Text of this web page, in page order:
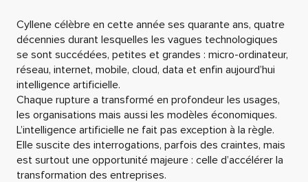
Cyllene célèbre en cette année ses quarante ans, quatre
décennies durant lesquelles les vagues technologiques
se sont succédées, petites et grandes : micro-ordinateur,
réseau, internet, mobile, cloud, data et enfin aujourd’hui
intelligence artificielle.
Chaque rupture a transformé en profondeur les usages,
les organisations mais aussi les modèles économiques.
L’intelligence artificielle ne fait pas exception à la règle.
Elle suscite des interrogations, parfois des craintes, mais
est surtout une opportunité majeure : celle d’accélérer la
transformation des entreprises.